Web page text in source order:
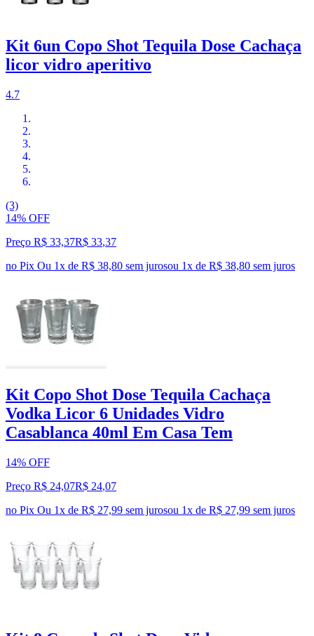
Kit 6un Copo Shot Tequila Dose Cachaça
licor vidro aperitivo
4.7
(3)
14% OFF
Preço R$ 33,37R$ 33,37
no Pix Ou 1x de R$ 38,80 sem jurosou 1x de R$ 38,80 sem juros
Kit Copo Shot Dose Tequila Cachaça
Vodka Licor 6 Unidades Vidro
Casablanca 40ml Em Casa Tem
14% OFF
Preço R$ 24,07R$ 24,07
no Pix Ou 1x de R$ 27,99 sem jurosou 1x de R$ 27,99 sem juros